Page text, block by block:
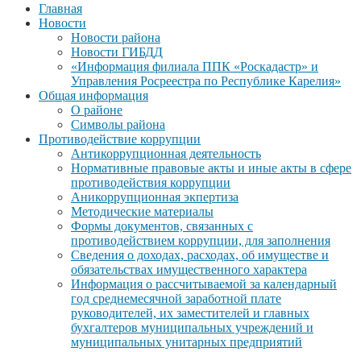
Главная
Новости
Новости района
Новости ГИБДД
«Информация филиала ППК «Роскадастр» и
Управления Росреестра по Республике Карелия»
Общая информация
О районе
Символы района
Противодействие коррупции
Антикоррупционная деятельность
Нормативные правовые акты и иные акты в сфере
противодействия коррупции
Аникоррупционная экпертиза
Методические материалы
Формы документов, связанных с
противодействием коррупции, для заполнения
Сведения о доходах, расходах, об имуществе и
обязательствах имущественного характера
Информация о рассчитываемой за календарный
год среднемесячной заработной плате
руководителей, их заместителей и главных
бухгалтеров муниципальных учреждений и
муниципальных унитарных предприятий